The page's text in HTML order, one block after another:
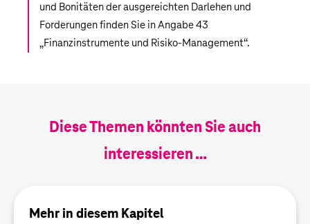
und Bonitäten der ausgereichten Darlehen und
Forderungen finden Sie in Angabe 43
„Finanzinstrumente und Risiko-Management“.
Diese Themen könnten Sie auch
interessieren …
Mehr in diesem Kapitel